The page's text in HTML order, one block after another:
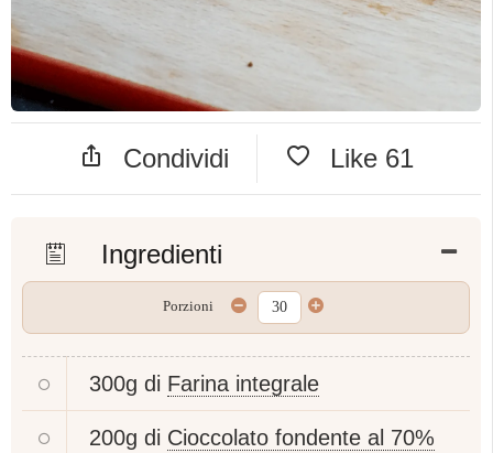
Condividi Like 61
Ingredienti
Porzioni
300g di Farina integrale
200g di Cioccolato fondente al 70%